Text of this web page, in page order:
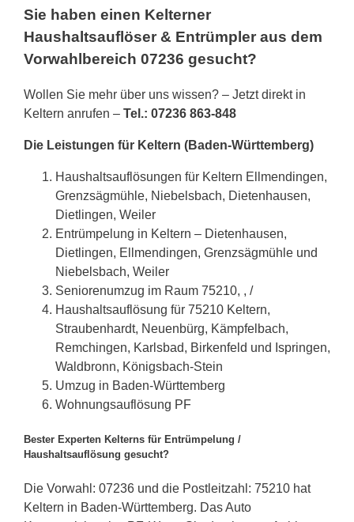
Sie haben einen Kelterner
Haushaltsauflöser & Entrümpler aus dem
Vorwahlbereich 07236 gesucht?
Wollen Sie mehr über uns wissen? – Jetzt direkt in
Keltern anrufen – Tel.: 07236 863-848
Die Leistungen für Keltern (Baden-Württemberg)
Haushaltsauflösungen für Keltern Ellmendingen,
Grenzsägmühle, Niebelsbach, Dietenhausen,
Dietlingen, Weiler
Entrümpelung in Keltern – Dietenhausen,
Dietlingen, Ellmendingen, Grenzsägmühle und
Niebelsbach, Weiler
Seniorenumzug im Raum 75210, , /
Haushaltsauflösung für 75210 Keltern,
Straubenhardt, Neuenbürg, Kämpfelbach,
Remchingen, Karlsbad, Birkenfeld und Ispringen,
Waldbronn, Königsbach-Stein
Umzug in Baden-Württemberg
Wohnungsauflösung PF
Bester Experten Kelterns für Entrümpelung /
Haushaltsauflösung gesucht?
Die Vorwahl: 07236 und die Postleitzahl: 75210 hat
Keltern in Baden-Württemberg. Das Auto